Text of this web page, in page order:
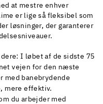
at mestre enhver
er lige så fleksibel som
løsninger, der garanterer
I løbet af de sidste 75
vejen for den næste
med banebrydende
mere effektiv.
du arbejder med